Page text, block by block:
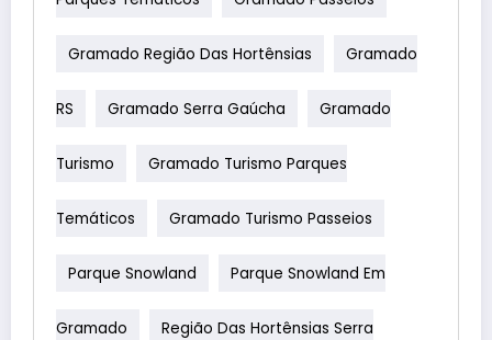
Gramado Região Das Hortênsias Gramado
RS Gramado Serra Gaúcha Gramado
Turismo Gramado Turismo Parques
Temáticos Gramado Turismo Passeios
Parque Snowland Parque Snowland Em
Gramado Região Das Hortênsias Serra